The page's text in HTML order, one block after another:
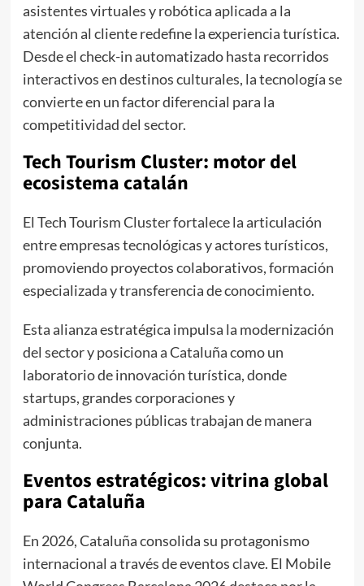
asistentes virtuales y robótica aplicada a la
atención al cliente redefine la experiencia turística.
Desde el check-in automatizado hasta recorridos
interactivos en destinos culturales, la tecnología se
convierte en un factor diferencial para la
competitividad del sector.
Tech Tourism Cluster: motor del
ecosistema catalán
El Tech Tourism Cluster fortalece la articulación
entre empresas tecnológicas y actores turísticos,
promoviendo proyectos colaborativos, formación
especializada y transferencia de conocimiento.
Esta alianza estratégica impulsa la modernización
del sector y posiciona a Cataluña como un
laboratorio de innovación turística, donde
startups, grandes corporaciones y
administraciones públicas trabajan de manera
conjunta.
Eventos estratégicos: vitrina global
para Cataluña
En 2026, Cataluña consolida su protagonismo
internacional a través de eventos clave. El Mobile